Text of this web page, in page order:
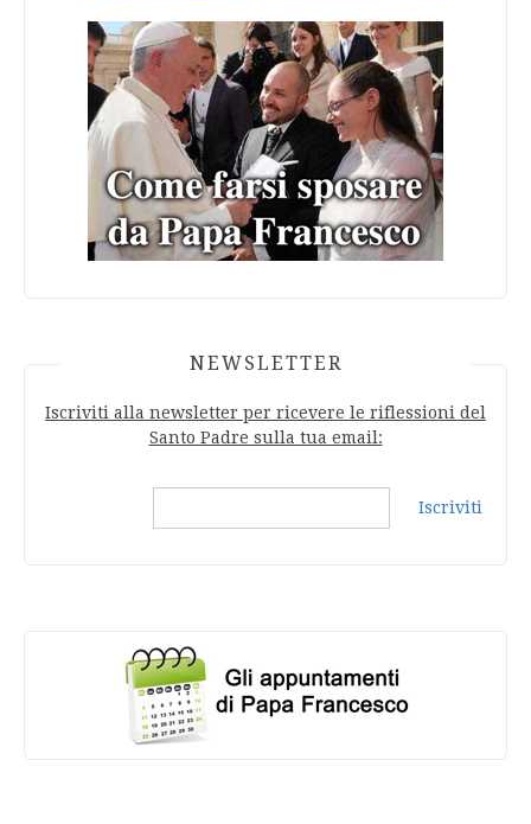
NEWSLETTER
Iscriviti alla newsletter per ricevere le riflessioni del
Santo Padre sulla tua email:
Iscriviti